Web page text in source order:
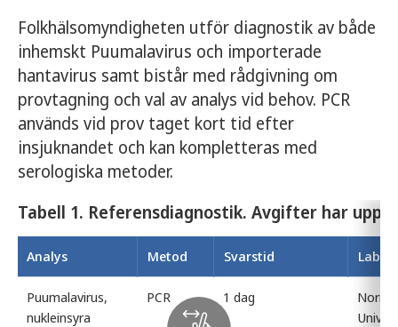
Folkhälsomyndigheten utför diagnostik av både
inhemskt Puumalavirus och importerade
hantavirus samt bistår med rådgivning om
provtagning och val av analys vid behov. PCR
används vid prov taget kort tid efter
insjuknandet och kan kompletteras med
serologiska metoder.
Tabell 1. Referensdiagnostik. Avgifter har
Analys Metod Svarstid
Puumalavirus,
nukleinsyra
PCR 1 dag